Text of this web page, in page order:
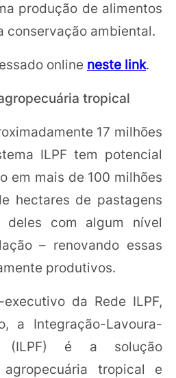
produção de alimentos
conservação ambiental.
online neste link.
tropical
17 milhões
ILPF tem potencial
em mais de 100 milhões
hectares de pastagens
com algum nível
– renovando essas
produtivos.
da Rede ILPF,
a Integração-Lavoura-
(ILPF) é a solução
tropical e